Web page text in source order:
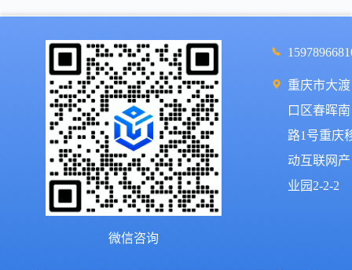
微信咨询
重庆市大渡
口区春晖南
路1号重庆
动互联网产
业园2-2-2